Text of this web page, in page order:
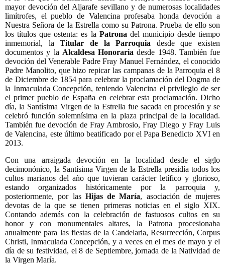
mayor devoción del Aljarafe sevillano y de numerosas localidades
limítrofes, el pueblo de Valencina profesaba honda devoción a
Nuestra Señora de la Estrella como su Patrona. Prueba de ello son
los títulos que ostenta: es la Patrona del municipio desde tiempo
inmemorial, laTitular de la Parroquia desde que existen
documentos y la Alcaldesa Honoraria desde 1948. También fue
devoción del Venerable Padre Fray Manuel Fernández, el conocido
Padre Manolito, que hizo repicar las campanas de la Parroquia el 8
de Diciembre de 1854 para celebrar la proclamación del Dogma de
la Inmaculada Concepción, teniendo Valencina el privilegio de ser
el primer pueblo de España en celebrar esta proclamación. Dicho
día, la Santísima Virgen de la Estrella fue sacada en procesión y se
celebró función solemnísima en la plaza principal de la localidad.
También fue devoción de Fray Ambrosio, Fray Diego y Fray Luis
de Valencina, este último beatificado por el Papa Benedicto XVI en
2013.
Con una arraigada devoción en la localidad desde el siglo
decimonónico, la Santísima Virgen de la Estrella presidía todos los
cultos marianos del año que tuvieran carácter letífico y glorioso,
estando organizados históricamente por la parroquia y,
posteriormente, por las Hijas de María, asociación de mujeres
devotas de la que se tienen primeras noticias en el siglo XIX.
Contando además con la celebración de fastuosos cultos en su
honor y con monumentales altares, la Patrona procesionaba
anualmente para las fiestas de la Candelaria, Resurrección, Corpus
Christi, Inmaculada Concepción, y a veces en el mes de mayo y el
día de su festividad, el 8 de Septiembre, jornada de la Natividad de
la Virgen María.